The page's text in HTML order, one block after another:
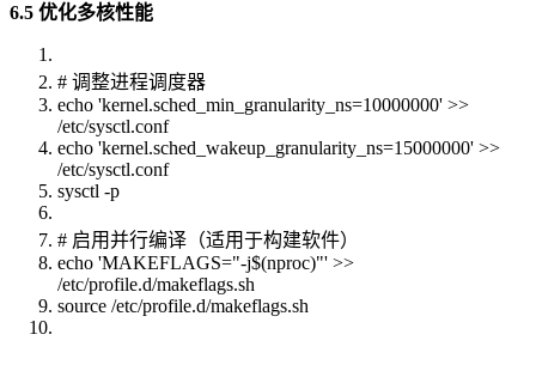
6.5 优化多核性能
# 调整进程调度器
echo 'kernel.sched_min_granularity_ns=10000000' >>
/etc/sysctl.conf
echo 'kernel.sched_wakeup_granularity_ns=15000000' >>
/etc/sysctl.conf
sysctl -p
# 启用并行编译（适用于构建软件）
echo 'MAKEFLAGS="-j$(nproc)"' >>
/etc/profile.d/makeflags.sh
source /etc/profile.d/makeflags.sh